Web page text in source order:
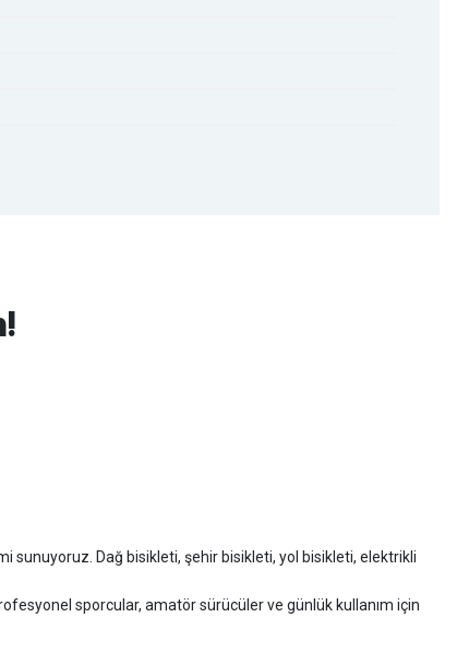
sunuyoruz. Dağ bisikleti, şehir bisikleti, yol bisikleti, elektrikli
sporcular, amatör sürücüler ve günlük kullanım için